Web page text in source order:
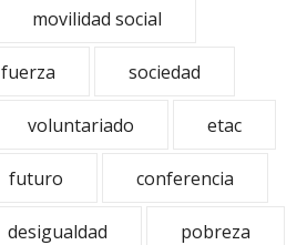
movilidad social
fuerza sociedad
voluntariado etac
futuro conferencia
desigualdad pobreza